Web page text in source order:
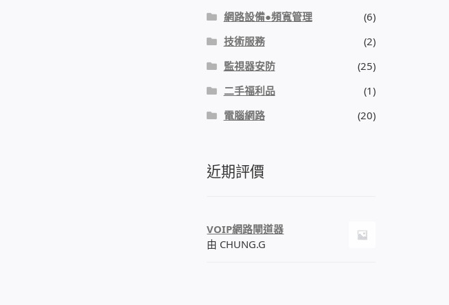
網路設備●頻寬管理
(6)
技術服務
(2)
監視器安防
(25)
二手福利品
(1)
電腦網路
(20)
近期評價
VOIP網路閘道器
由 CHUNG.G